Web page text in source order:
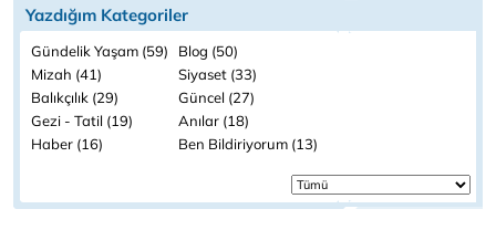
Yazdığım Kategoriler
Gündelik Yaşam (59)
Blog (50)
Mizah (41)
Siyaset (33)
Balıkçılık (29)
Güncel (27)
Gezi - Tatil (19)
Anılar (18)
Haber (16)
Ben Bildiriyorum (13)